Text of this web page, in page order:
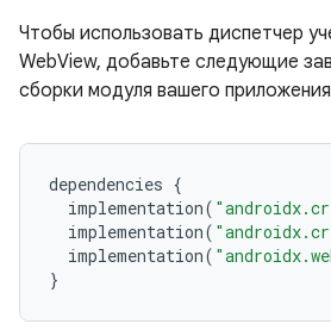
Чтобы использовать диспетчер
WebView, добавьте следующие
сборки модуля вашего
dependencies {
implementation(
implementation(
implementation(
}